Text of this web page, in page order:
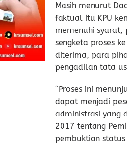
Masih menurut
faktual itu KPU
memenuhi syarat,
sengketa proses
diterima, para
pengadilan tata
“Proses ini
dapat menjadi
administrasi yang
2017 tentang
pembuktian